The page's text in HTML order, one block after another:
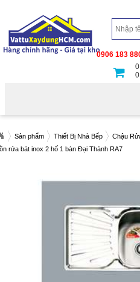
0906 183
0
0
Sản phẩm Thiết Bị Nhà Bếp
Chậu
rửa bát inox 2 hố 1 bàn Đại Thành RA7